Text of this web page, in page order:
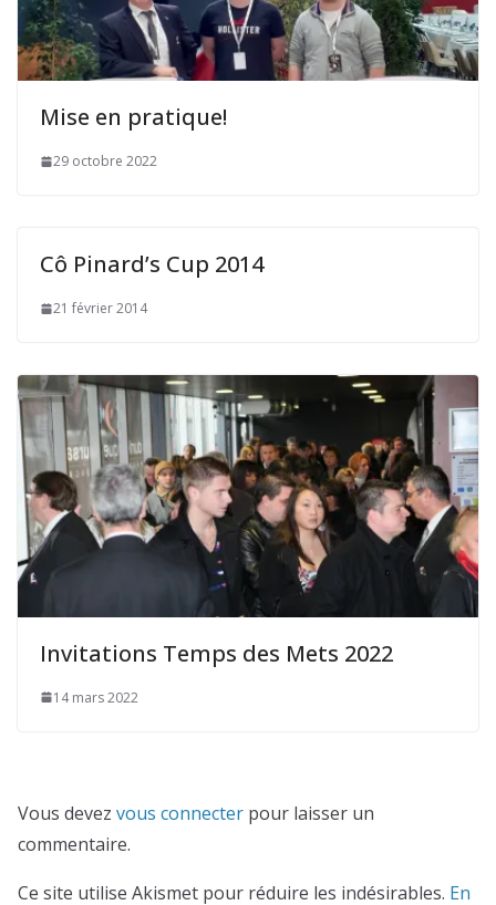
Mise en pratique!
29 octobre 2022
Cô Pinard’s Cup 2014
21 février 2014
Invitations Temps des Mets 2022
14 mars 2022
Vous devez vous connecter pour laisser un
commentaire.
Ce site utilise Akismet pour réduire les indésirables. En